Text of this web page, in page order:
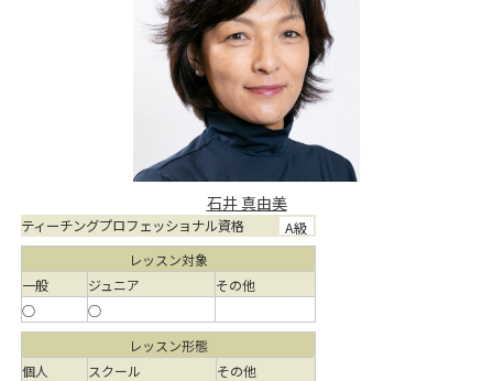
石井 真由美
ティーチングプロフェッショナル資格 A級
レッスン対象
一般
ジュニア
その他
○
○
レッスン形態
個人
スクール
その他